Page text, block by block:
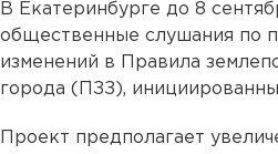
В Екатеринбурге до 8
общественные слушания по
изменений в Правила
города (ПЗЗ),
Проект предполагает